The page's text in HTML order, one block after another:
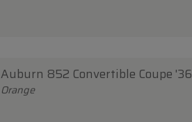
Auburn 852 Convertible Coupe '36
Orange